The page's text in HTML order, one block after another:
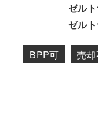
ゼル
ゼル
BPP可 売